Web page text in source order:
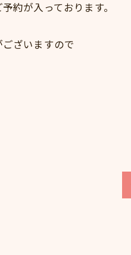
約が入っております。
ざいますので